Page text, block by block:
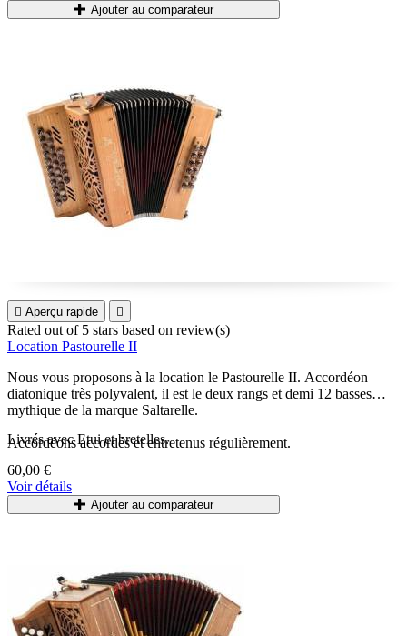
Accordéons accordés et entretenus régulièrement.
Ajouter au comparateur
 Aperçu rapide 
Rated out of 5 stars based on review(s)
Location Pastourelle II
Nous vous proposons à la location le Pastourelle II. Accordéon
diatonique très polyvalent, il est le deux rangs et demi 12 basses
mythique de la marque Saltarelle.
Accordéons accordés et entretenus régulièrement.
Livrés avec Etui et bretelles.
60,00 €
Voir détails
Ajouter au comparateur